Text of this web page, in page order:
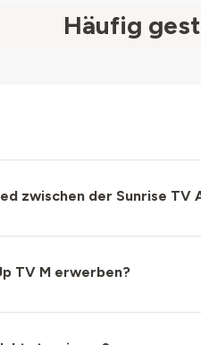
Häufig
zwischen der Sunrise TV
TV M erwerben?